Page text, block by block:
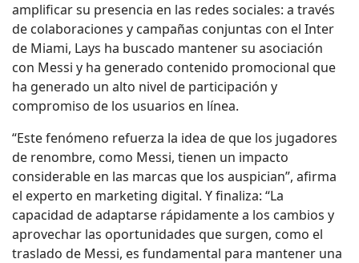
amplificar su presencia en las redes sociales: a través
de colaboraciones y campañas conjuntas con el Inter
de Miami, Lays ha buscado mantener su asociación
con Messi y ha generado contenido promocional que
ha generado un alto nivel de participación y
compromiso de los usuarios en línea.
“Este fenómeno refuerza la idea de que los jugadores
de renombre, como Messi, tienen un impacto
considerable en las marcas que los auspician”, afirma
el experto en marketing digital. Y finaliza: “La
capacidad de adaptarse rápidamente a los cambios y
aprovechar las oportunidades que surgen, como el
traslado de Messi, es fundamental para mantener una